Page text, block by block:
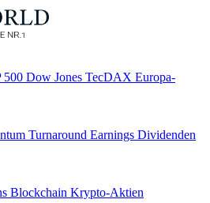
500 Dow Jones TecDAX Europa-
Turnaround Earnings Dividenden
Blockchain Krypto-Aktien